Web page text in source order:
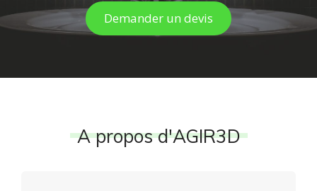
Demander un devis
A propos d'AGIR3D